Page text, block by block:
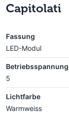
Capitolati
Fassung
LED-Modul
5
Lichtfarbe
Warmweiss